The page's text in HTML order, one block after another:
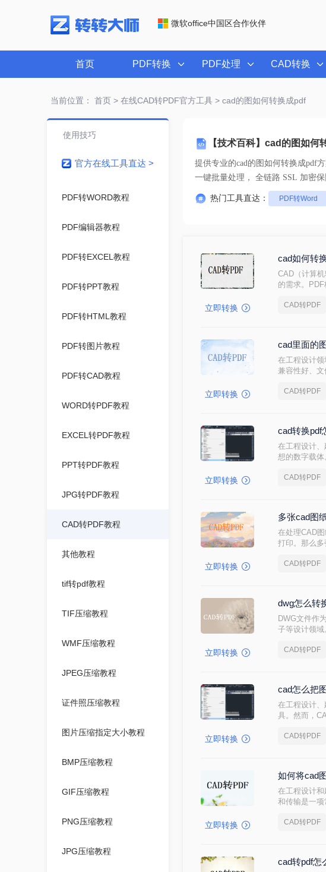
微软office中国区合作伙伴
首页 PDF转换 PDF处理 CAD转换
当前位置： 首页> 在线CAD转PDF官方工具> cad的图如何转换成pdf
【技术百科】cad的图如何
提供专业的cad的图如何转换成pdf
一键批量处理， 全链路
热门工具直达： PDF转Word
使用技巧
官方在线工具直达 >
PDF转WORD教程
PDF编辑器教程
PDF转EXCEL教程
PDF转PPT教程
PDF转HTML教程
PDF转图片教程
PDF转CAD教程
WORD转PDF教程
EXCEL转PDF教程
PPT转PDF教程
JPG转PDF教程
CAD转PDF教程
其他教程
tif转pdf教程
TIF压缩教程
WMF压缩教程
JPEG压缩教程
证件照压缩教程
图片压缩指定大小教程
BMP压缩教程
GIF压缩教程
PNG压缩教程
JPG压缩教程
立即转换
cad如何转
CAD（计算
的需求。
CAD转PDF
立即转换
cad里面的
在工程设计
兼容性好、
CAD转PDF
立即转换
cad转换pdf
在工程设计
想的数字载
软件版本不
CAD转PDF
立即转换
多张cad图
在处理CAD
打印。那么多
CAD转PDF
立即转换
dwg怎么转
DWG文件作
子等设计领
CAD转PDF
立即转换
cad怎么把
在工程设计
具。然而，
文件能完美
CAD转PDF
立即转换
如何将cad
在工程设计
和传输是一
为PDF的方
CAD转PDF
cad转pdf怎